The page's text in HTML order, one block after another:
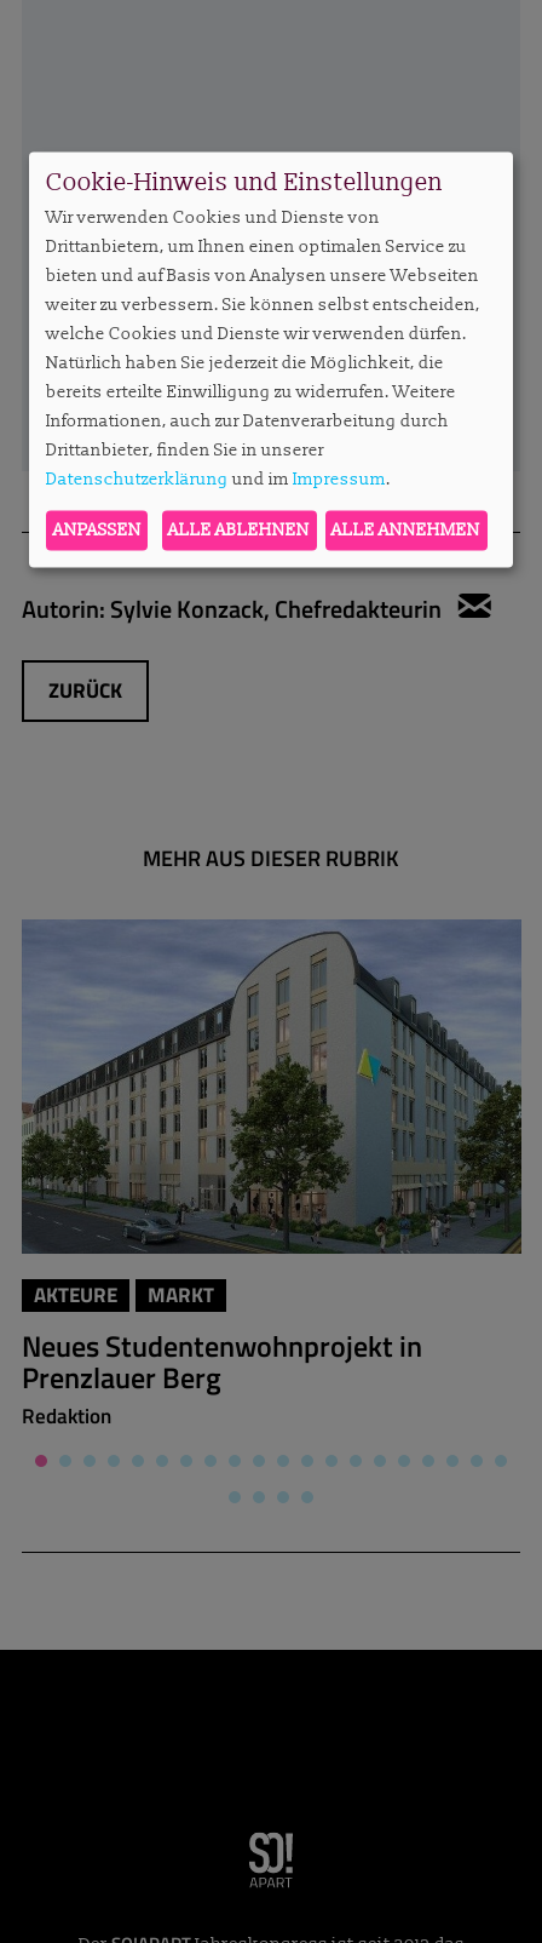
Autorin:Sylvie Konzack, Chefredakteurin
ZURÜCK
MEHR AUS DIESER RUBRIK
AKTEURE MARKT
Neues Studentenwohnprojekt in
Prenzlauer Berg
Redaktion
Cookie-Hinweis und Einstellungen
Wir verwenden Cookies und Dienste von
Drittanbietern, um Ihnen einen optimalen Service zu
bieten und auf Basis von Analysen unsere Webseiten
weiter zu verbessern. Sie können selbst entscheiden,
welche Cookies und Dienste wir verwenden dürfen.
Natürlich haben Sie jederzeit die Möglichkeit, die
bereits erteilte Einwilligung zu widerrufen. Weitere
Informationen, auch zur Datenverarbeitung durch
Drittanbieter, finden Sie in unserer
Datenschutzerklärung und im Impressum.
ANPASSEN ALLE ABLEHNEN ALLE ANNEHMEN